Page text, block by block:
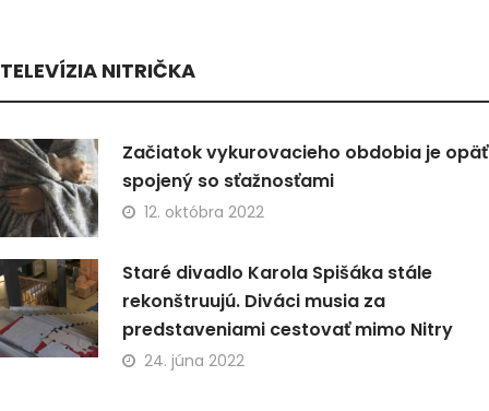
TELEVÍZIA NITRIČKA
Začiatok vykurovacieho obdobia je opäť
spojený so sťažnosťami
12. októbra 2022
Staré divadlo Karola Spišáka stále
rekonštruujú. Diváci musia za
predstaveniami cestovať mimo Nitry
24. júna 2022